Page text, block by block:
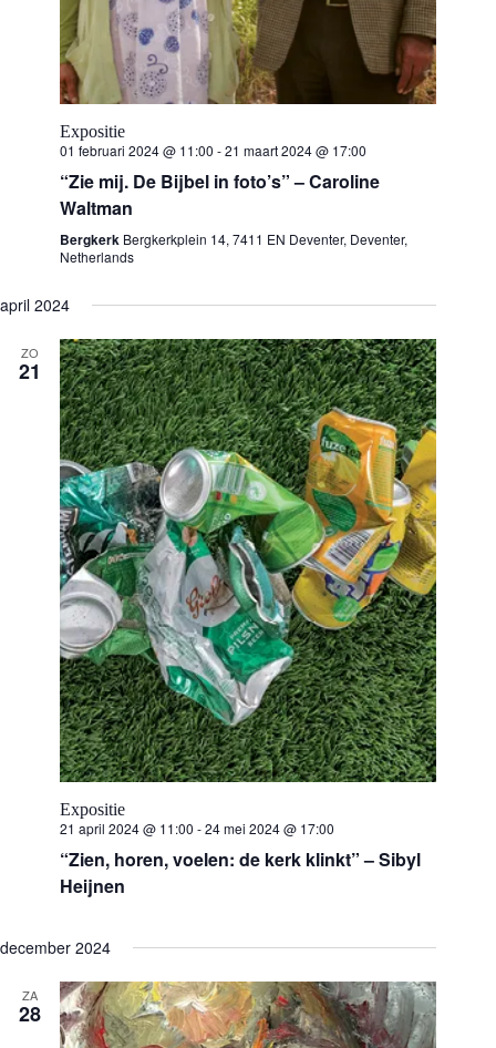
01 februari 2024 @ 11:00 -21 maart 2024 @ 17:00
“Zie mij. De Bijbel in foto’s” – Caroline
Waltman
Expositie
Bergkerk Bergkerkplein 14, 7411 EN Deventer, Deventer,
Netherlands
april 2024
ZO
21
21 april 2024 @ 11:00 -24 mei 2024 @ 17:00
“Zien, horen, voelen: de kerk klinkt” – Sibyl
Heijnen
Expositie
december 2024
ZA
28